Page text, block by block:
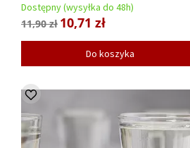
Dostępny (wysyłka do 48h)
11,90 zł 10,71 zł
Do koszyka